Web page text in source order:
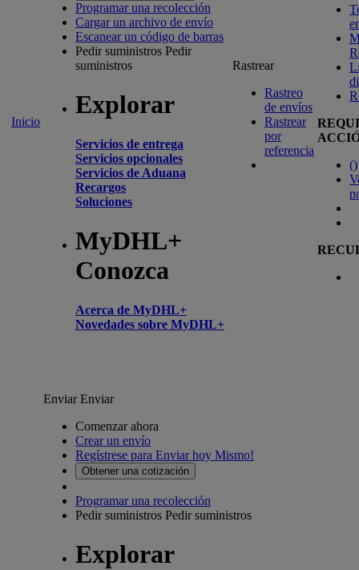
Inicio
Programar una recolección
Cargar un archivo de envío
Escanear un código de barras
Pedir suministros Pedir
suministros
Explorar
Servicios de entrega
Servicios opcionales
Servicios de Aduana
Recargos
Soluciones
MyDHL+
Conozca
Acerca de MyDHL+
Novedades sobre MyDHL+
Rastrear
Rastreo
de envíos
Rastrear
por
referencia
()
EnviarEnviar
Comenzar ahora
Crear un envío
Regístrese para Enviar hoy Mismo!
Obtener una cotización
Programar una recolección
Pedir suministros Pedir suministros
Explorar